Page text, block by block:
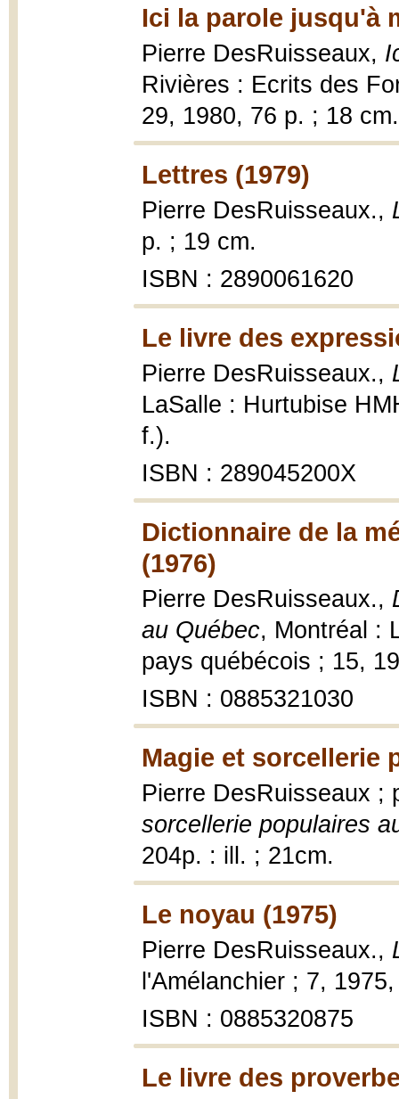
Ici la parole jusqu'à
Pierre DesRuisseaux,
Rivières : Ecrits des
29, 1980, 76 p. ; 18 cm.
Lettres (1979)
Pierre DesRuisseaux.,
p. ; 19 cm.
ISBN : 2890061620
Le livre des
Pierre DesRuisseaux.,
LaSalle : Hurtubise
f.).
ISBN : 289045200X
Dictionnaire de la
(1976)
Pierre DesRuisseaux.,
au Québec, Montréal :
pays québécois ; 15,
ISBN : 0885321030
Magie et sorcellerie
Pierre DesRuisseaux
sorcellerie populaires
204p. : ill. ; 21cm.
Le noyau (1975)
Pierre DesRuisseaux.,
l'Amélanchier ; 7,
ISBN : 0885320875
Le livre des